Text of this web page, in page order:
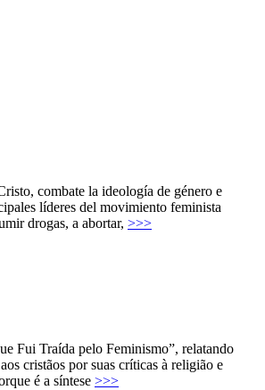
combate la ideología de género e
líderes del movimiento feminista
drogas, a abortar, >>>
Fui Traída pelo Feminismo”, relatando
cristãos por suas críticas à religião e
é a síntese >>>